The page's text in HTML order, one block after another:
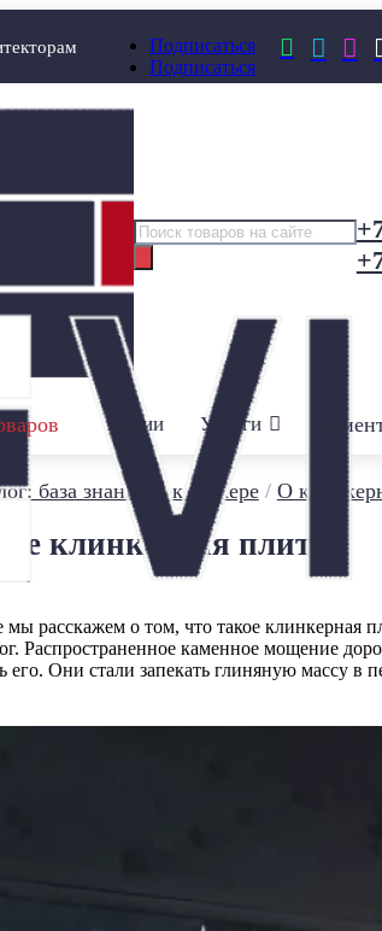
Подписаться
Подписаться
  
Поиск
товаров
Акции Услуги
база знаний о клинкере/ О
клинкерная плитка
мы расскажем о том, что такое клинкерная
Распространенное каменное мощение
его. Они стали запекать глиняную массу в